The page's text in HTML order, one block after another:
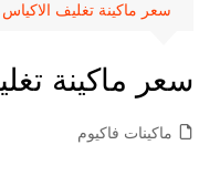
سعر ماكينة تغليف الاكياس
سعر ماكينة
ماكينات فاكيوم